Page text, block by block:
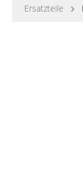
Ersatzteile